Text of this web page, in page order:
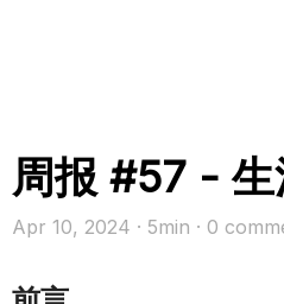
周报 #57 - 生
Apr 10, 2024 · 5min · 0